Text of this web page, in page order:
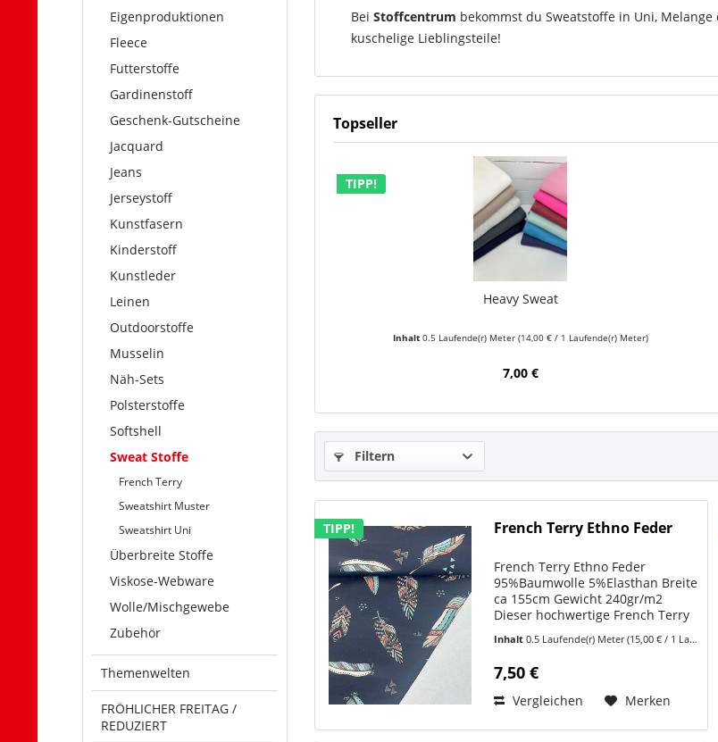
Eigenproduktionen
Fleece
Futterstoffe
Gardinenstoff
Geschenk-Gutscheine
Jacquard
Jeans
Jerseystoff
Kunstfasern
Kinderstoff
Kunstleder
Leinen
Outdoorstoffe
Musselin
Näh-Sets
Polsterstoffe
Softshell
Sweat Stoffe
French Terry
Sweatshirt Muster
Sweatshirt Uni
Überbreite Stoffe
Viskose-Webware
Wolle/Mischgewebe
Zubehör
Themenwelten
FRÖHLICHER FREITAG /
REDUZIERT
Bei Stoffcentrum bekommst du Sweatstoffe in Uni,
kuschelige Lieblingsteile!
Topseller
TIPP!
Heavy Sweat
Inhalt 0.5 Laufende(r) Meter (14,00 € / 1 Laufende(r) Meter)
7,00 €
Filtern
TIPP! French Terry Ethno Feder
French Terry Ethno Feder
95%Baumwolle 5%Elasthan Breite
ca 155cm Gewicht 240gr/m2
Dieser hochwertige French Terry
Ethno-Feder-Design auf
dekorativen Federn in Türkis,
Koralle,...
Inhalt0.5 Laufende(r) Meter(15,00 € / 1 Laufende(r) Meter)
7,50 €
Vergleichen Merken